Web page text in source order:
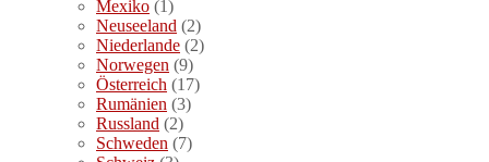
Mexiko (1)
Neuseeland (2)
Niederlande (2)
Norwegen (9)
Österreich (17)
Rumänien (3)
Russland (2)
Schweden (7)